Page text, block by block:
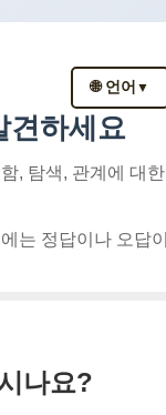
🌐 언어 ▼
견하세요
, 탐색, 관계에 대한
는 정답이나 오답이
나요?